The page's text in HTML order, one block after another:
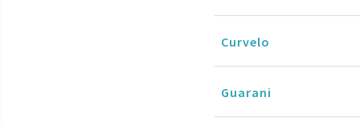
Curvelo
Guarani